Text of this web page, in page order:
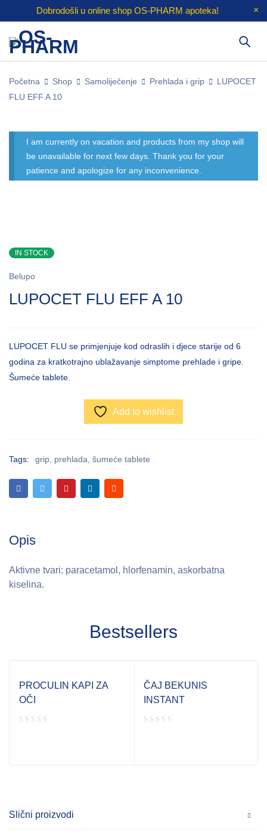
Dobrodošli u online shop OS-PHARM apoteka!
Početna Shop Samoliječenje Prehlada i grip
LUPOCET
FLU EFF A 10
I am currently on vacation and products from my shop will
be unavailable for next few days. Thank you for your
patience and apologize for any inconvenience.
IN STOCK
Belupo
LUPOCET FLU EFF A 10
LUPOCET FLU se primjenjuje kod odraslih i djece starije od 6
godina za kratkotrajno ublažavanje simptome prehlade i gripe.
Šumeće tablete.
Add to wishlist
Tags: grip, prehlada, šumeće tablete
Opis
Aktivne tvari: paracetamol, hlorfenamin, askorbatna
kiselina.
Bestsellers
PROCULIN KAPI ZA
OČI
ČAJ BEKUNIS
INSTANT
Slični proizvodi